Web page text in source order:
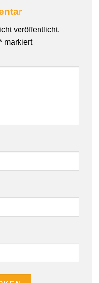
veröffentlicht.
* markiert